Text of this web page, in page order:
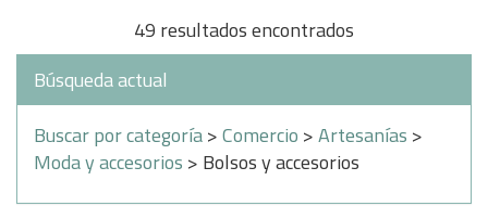
49 resultados encontrados
Búsqueda actual
Buscar por categoría>Comercio >Artesanías >
Moda y accesorios > Bolsos y accesorios